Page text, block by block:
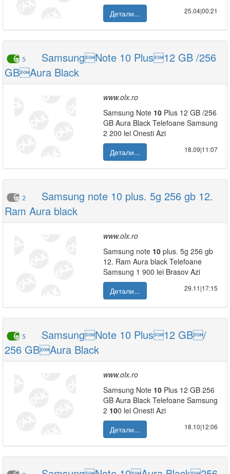
Детали...
25.04|00:21
5
SamsungNote 10 Plus12 GB /256
GBAura Black
www.olx.ro
Samsung Note 10 Plus 12 GB /256
GB Aura Black Telefoane Samsung
2 200 lei Onesti Azi
Детали...
18.09|11:07
2
Samsung note 10 plus. 5g 256 gb 12.
Ram Aura black
www.olx.ro
Samsung note 10 plus. 5g 256 gb
12. Ram Aura black Telefoane
Samsung 1 900 lei Brasov Azi
Детали...
29.11|17:15
5
SamsungNote 10 Plus12 GB/
256 GBAura Black
www.olx.ro
Samsung Note 10 Plus 12 GB 256
GB Aura Black Telefoane Samsung
2 100 lei Onesti Azi
Детали...
18.10|12:06